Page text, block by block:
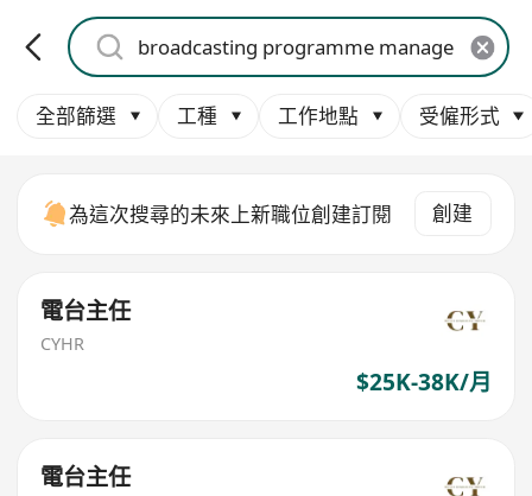
全部篩選 工種 工作地點 受僱形式
為這次搜尋的未來上新職位創建訂閱 創建
電台主任
CYHR
$25K-38K/月
電台主任